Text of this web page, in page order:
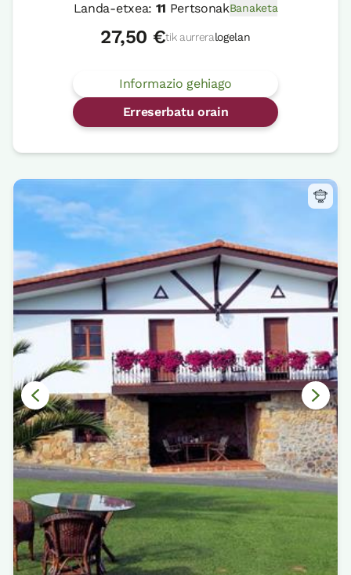
Landa-etxea: 11 PertsonakBanaketa
27,50 €tik aurreralogelan
Informazio gehiago
Erreserbatu orain